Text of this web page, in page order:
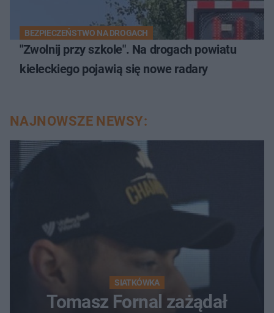
BEZPIECZEŃSTWO NA DROGACH
"Zwolnij przy szkole". Na drogach powiatu
kieleckiego pojawią się nowe radary
NAJNOWSZE NEWSY:
SIATKÓWKA
Tomasz Fornal zażądał